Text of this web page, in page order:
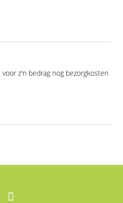
z'n bedrag nog bezorgkosten